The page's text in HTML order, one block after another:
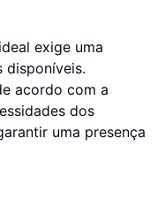
exige uma
disponíveis.
acordo com a
dos
uma presença